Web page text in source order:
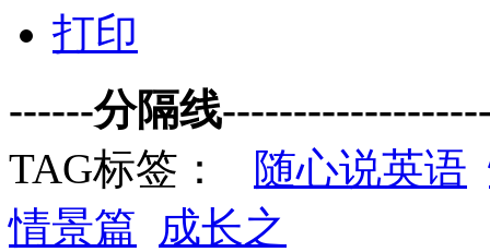
打印
------分隔线
TAG标签：
随心说英语
情景篇 成长之